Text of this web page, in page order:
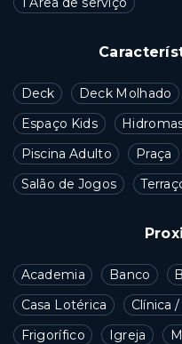
Deck Deck Molhado
Espaço Kids
Piscina Adulto
Praça
Salão de Jogos
Academia Banco
Casa Lotérica
Clínica
Frigorífico
Igreja